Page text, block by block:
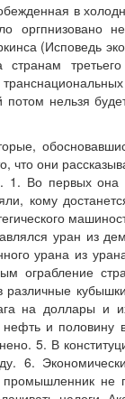
в
(Исповедь
странам
нельзя
они
1. Во первых она
кому
уран из
урана из
ограбление
на доллары и
и половину
5. В
не